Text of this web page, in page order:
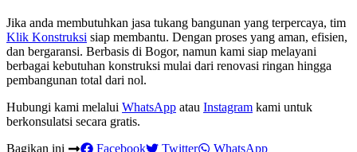
Jika anda membutuhkan jasa tukang bangunan yang terpercaya, tim
Klik Konstruksi siap membantu. Dengan proses yang aman, efisien,
dan bergaransi. Berbasis di Bogor, namun kami siap melayani
berbagai kebutuhan konstruksi mulai dari renovasi ringan hingga
pembangunan total dari nol.
Hubungi kami melalui WhatsApp atau Instagram kami untuk
berkonsulatsi secara gratis.
Bagikan ini
Facebook Twitter
WhatsApp